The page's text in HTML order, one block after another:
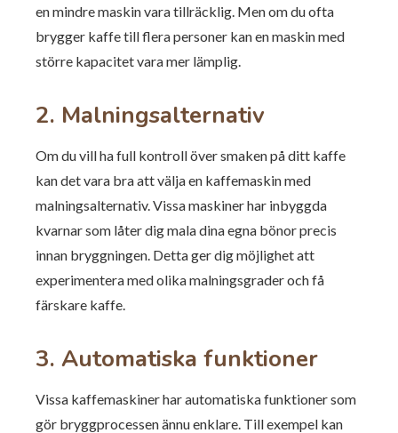
en mindre maskin vara tillräcklig. Men om du ofta
brygger kaffe till flera personer kan en maskin med
större kapacitet vara mer lämplig.
2. Malningsalternativ
Om du vill ha full kontroll över smaken på ditt kaffe
kan det vara bra att välja en kaffemaskin med
malningsalternativ. Vissa maskiner har inbyggda
kvarnar som låter dig mala dina egna bönor precis
innan bryggningen. Detta ger dig möjlighet att
experimentera med olika malningsgrader och få
färskare kaffe.
3. Automatiska funktioner
Vissa kaffemaskiner har automatiska funktioner som
gör bryggprocessen ännu enklare. Till exempel kan